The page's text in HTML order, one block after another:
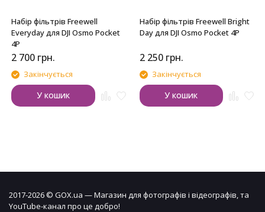
Набір фільтрів Freewell
Everyday для DJI Osmo Pocket
4P
2 700 грн.
Закінчується
У кошик
Набір фільтрів Freewell Bright
Day для DJI Osmo Pocket 4P
2 250 грн.
Закінчується
У кошик
2017-2026 © GOX.ua — Магазин для фотографів і відеографів, та
YouTube-канал про це добро!